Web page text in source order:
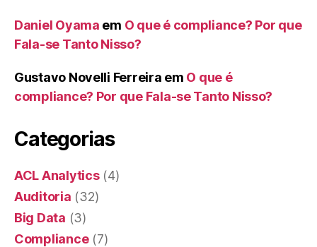
Daniel Oyama em O que é compliance? Por que
Fala-se Tanto Nisso?
Gustavo Novelli Ferreira em O que é
compliance? Por que Fala-se Tanto Nisso?
Categorias
ACL Analytics(4)
Auditoria (32)
Big Data (3)
Compliance(7)